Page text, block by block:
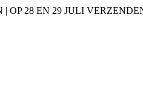
OP 28 EN 29 JULI